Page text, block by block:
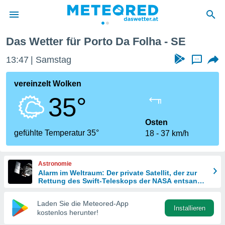
wurde
dass
sind.
diese
Das Wetter für Porto Da Folha - SE
13:47 Samstag ...
vereinzelt Wolken
35°
gefühlte Temperatur 35°
Osten
18
37 km/h
Astronomie
Alarm im Weltraum: Der private Satellit, der zur
Rettung des Swift-Teleskops der NASA entsandt
Laden Sie die Meteored-App
kostenlos herunter!
Installieren